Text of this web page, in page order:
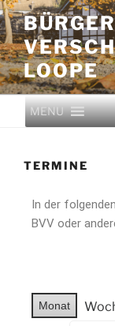
LOOPE
MENU
TERMINE
In der
BVV oder
Monat